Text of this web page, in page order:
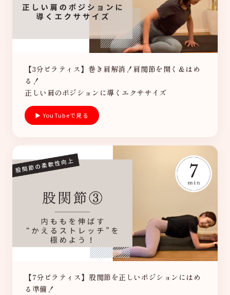
【3分ピラティス】巻き肩解消！肩関節を開く＆はめ
る！
正しい肩のポジションに導くエクササイズ
▶ YouTubeで見る
【7分ピラティス】股関節を正しいポジションにはめ
る準備！